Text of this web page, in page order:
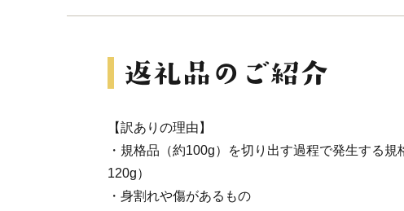
【訳ありの理由】
・規格品（約100g）を切り出す過程で発生する規
120g）
・身割れや傷があるもの